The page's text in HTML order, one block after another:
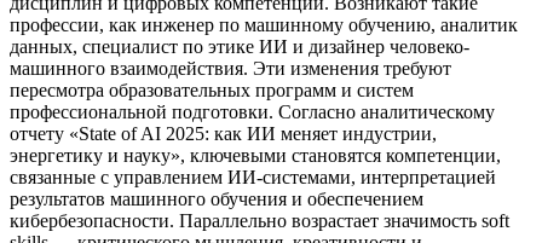
профессии, как инженер по машинному обучению, аналитик
данных, специалист по этике ИИ и дизайнер человеко-
машинного взаимодействия. Эти изменения требуют
пересмотра образовательных программ и систем
профессиональной подготовки. Согласно аналитическому
отчету «State of AI 2025: как ИИ меняет индустрии,
энергетику и науку», ключевыми становятся компетенции,
связанные с управлением ИИ-системами, интерпретацией
результатов машинного обучения и обеспечением
кибербезопасности. Параллельно возрастает значимость soft